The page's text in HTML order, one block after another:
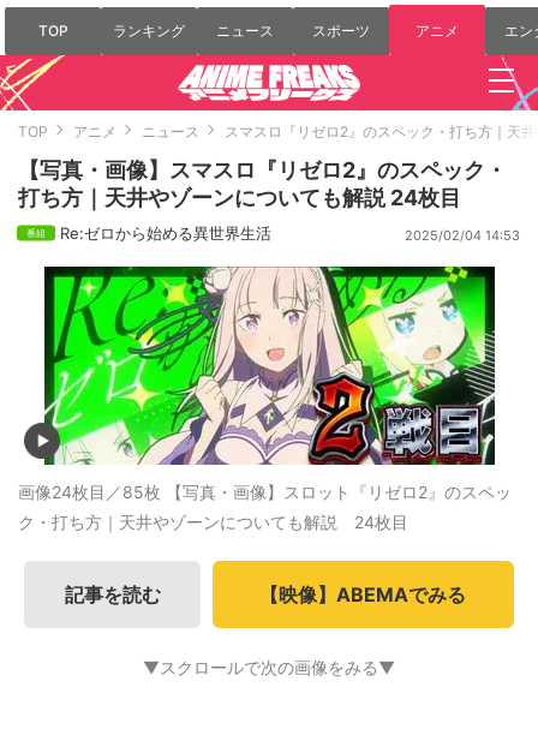
TOP ランキング ニュース スポーツ アニメ エン
TOP アニメ ニュース スマスロ『リゼロ2』のスペック・打ち方｜天
【写真・画像】スマスロ『リゼロ2』のスペック・
打ち方｜天井やゾーンについても解説 24枚目
Re:ゼロから始める異世界生活 2025/02/04 14:53
画像24枚目／85枚 【写真・画像】スロット『リゼロ2』のスペッ
ク・打ち方｜天井やゾーンについても解説 24枚目
記事を読む 【映像】ABEMAでみる
▼スクロールで次の画像をみる▼